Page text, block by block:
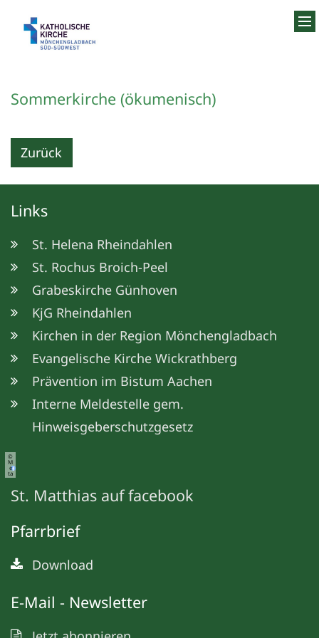
Sommerkirche (ökumenisch)
Zurück
Links
St. Helena Rheindahlen
St. Rochus Broich-Peel
Grabeskirche Günhoven
KjG Rheindahlen
Kirchen in der Region Mönchengladbach
Evangelische Kirche Wickrathberg
Prävention im Bistum Aachen
Interne Meldestelle gem.
Hinweisgeberschutzgesetz
©
M
e
ta
St. Matthias auf facebook
Pfarrbrief
Download
E-Mail - Newsletter